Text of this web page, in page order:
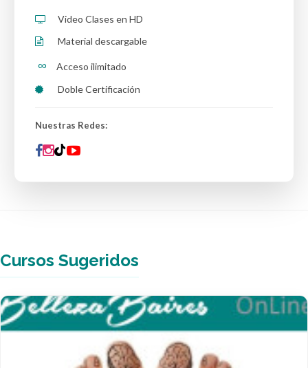
Video Clases en HD
Material descargable
∞
Acceso ilimitado
Doble Certificación
Nuestras Redes:
Cursos Sugeridos